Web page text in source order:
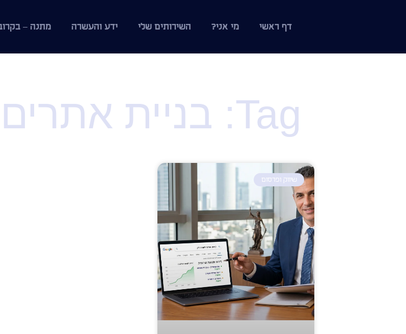
דף ראשי מי אני? השירותים שלי ידע והעשרה מתנה –
Tag: בניית אתרים לעורכי דין
שיווק ופרסום